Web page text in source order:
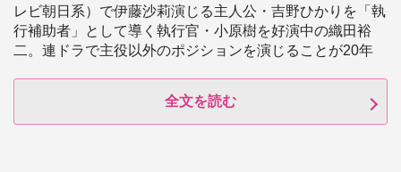
レビ朝日系）で伊藤沙莉演じる主人公・吉野ひかりを「執
行補助者」として導く執行官・小原樹を好演中の織田裕
二。連ドラで主役以外のポジションを演じることが20年
全文を読む